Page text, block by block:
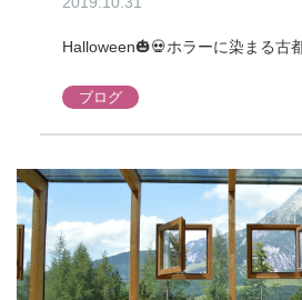
Halloween🎃💀ホラーに染まる古
ブログ